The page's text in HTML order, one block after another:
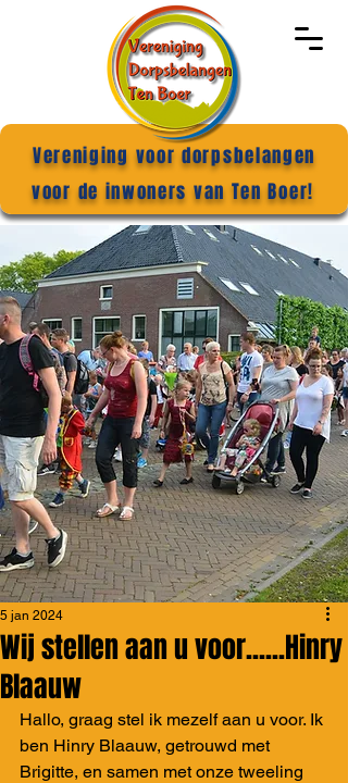
Vereniging voor dorpsbelangen
voor de inwoners van Ten Boer!
Wij stellen aan u voor......Hinry
Blaauw
5 jan 2024
Hallo, graag stel ik mezelf aan u voor. Ik
ben Hinry Blaauw, getrouwd met
Brigitte, en samen met onze tweeling